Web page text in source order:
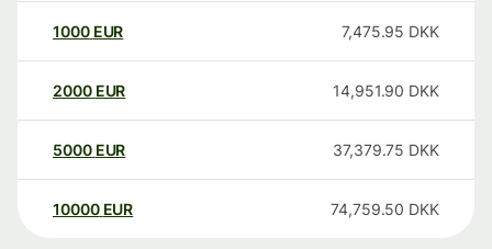
1000 EUR 7,475.95 DKK
2000 EUR 14,951.90 DKK
5000 EUR 37,379.75 DKK
10000 EUR 74,759.50 DKK